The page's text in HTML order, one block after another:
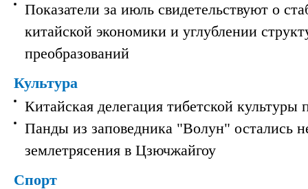
Показатели за июль свидетельствуют о
китайской экономики и углублении
преобразований
Культура
Китайская делегация тибетской культуры
Панды из заповедника "Волун" остались
землетрясения в Цзючжайгоу
Спорт